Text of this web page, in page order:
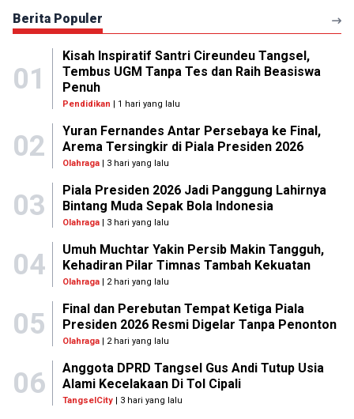
Berita Populer
01
Kisah Inspiratif Santri Cireundeu Tangsel,
Tembus UGM Tanpa Tes dan Raih Beasiswa
Penuh
Pendidikan | 1 hari yang lalu
02
Yuran Fernandes Antar Persebaya ke Final,
Arema Tersingkir di Piala Presiden 2026
Olahraga| 3 hari yang lalu
03
Piala Presiden 2026 Jadi Panggung Lahirnya
Bintang Muda Sepak Bola Indonesia
Olahraga| 3 hari yang lalu
04
Umuh Muchtar Yakin Persib Makin Tangguh,
Kehadiran Pilar Timnas Tambah Kekuatan
Olahraga| 2 hari yang lalu
05
Final dan Perebutan Tempat Ketiga Piala
Presiden 2026 Resmi Digelar Tanpa Penonton
Olahraga| 2 hari yang lalu
06
Anggota DPRD Tangsel Gus Andi Tutup Usia
Alami Kecelakaan Di Tol Cipali
TangselCity| 3 hari yang lalu